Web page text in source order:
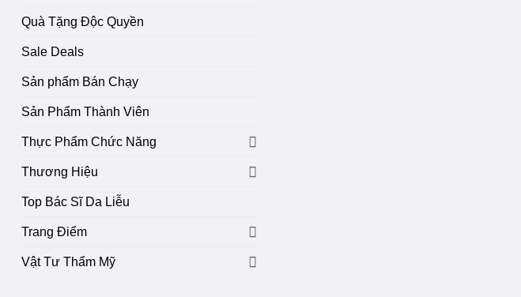
Quà Tặng Độc Quyền
Sale Deals
Sản phẩm Bán Chạy
Sản Phẩm Thành Viên
Thực Phẩm Chức Năng
Thương Hiệu
Top Bác Sĩ Da Liễu
Trang Điểm
Vật Tư Thẩm Mỹ